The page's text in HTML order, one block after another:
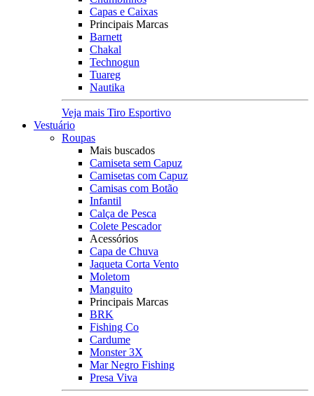
Capas e Caixas
Principais Marcas
Barnett
Chakal
Technogun
Tuareg
Nautika
Veja mais Tiro Esportivo
Vestuário
Roupas
Mais buscados
Camiseta sem Capuz
Camisetas com Capuz
Camisas com Botão
Infantil
Calça de Pesca
Colete Pescador
Acessórios
Capa de Chuva
Jaqueta Corta Vento
Moletom
Manguito
Principais Marcas
BRK
Fishing Co
Cardume
Monster 3X
Mar Negro Fishing
Presa Viva